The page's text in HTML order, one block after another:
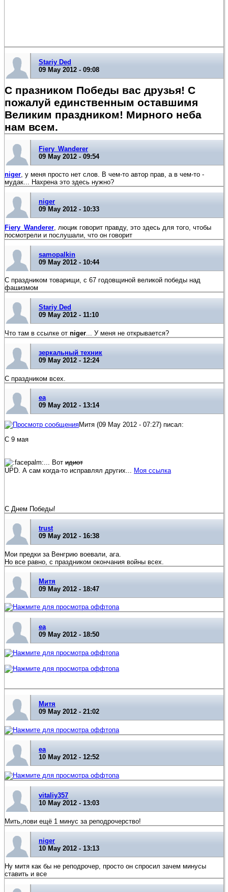
Stariy Ded
09 May 2012 - 09:08
С празником Победы вас друзья! С
пожалуй единственным оставшимя
Великим праздником! Мирного неба
нам всем.
Fiery_Wanderer
09 May 2012 - 09:54
niger, у меня просто нет слов. В чем-то автор прав, а в чем-то -
мудак... Нахрена это здесь нужно?
niger
09 May 2012 - 10:33
Fiery_Wanderer , люцик говорит правду, это здесь для того, чтобы
посмотрели и послушали, что он говорит
samopalkin
09 May 2012 - 10:44
С праздником товарищи, с 67 годовщиной великой победы над
фашизмом
Stariy Ded
09 May 2012 - 11:10
Что там в ссылке от niger... У меня не открывается?
зеркальный техник
09 May 2012 - 12:24
С праздником всех.
еа
09 May 2012 - 13:14
Митя (09 May 2012 - 07:27) писал:
С 9 мая
... Вот идиот
UPD. А сам когда-то исправлял других... Моя ссылка
С Днем Победы!
trust
09 May 2012 - 16:38
Мои предки за Венгрию воевали, ага.
Но все равно, с праздником окончания войны всех.
Митя
09 May 2012 - 18:47
еа
09 May 2012 - 18:50
Митя
09 May 2012 - 21:02
еа
10 May 2012 - 12:52
vitaliy357
10 May 2012 - 13:03
Мить,лови ещё 1 минус за реподрочерство!
niger
10 May 2012 - 13:13
Ну митя как бы не реподрочер, просто он спросил зачем минусы
ставить и все